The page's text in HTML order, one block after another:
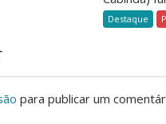
Destaque
para publicar um